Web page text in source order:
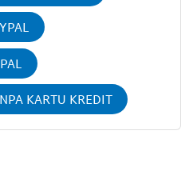
KARTU KREDIT